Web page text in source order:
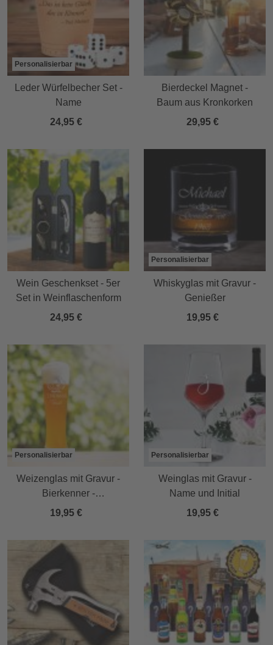
Personalisierbar
Leder Würfelbecher Set -
Name
24,95 €
Bierdeckel Magnet -
Baum aus Kronkorken
29,95 €
Wein Geschenkset - 5er
Set in Weinflaschenform
24,95 €
Personalisierbar
Whiskyglas mit Gravur -
Genießer
19,95 €
Personalisierbar
Weizenglas mit Gravur -
Bierkenner -
personalisiertes
19,95 €
Personalisierbar
Weinglas mit Gravur -
Name und Initial
19,95 €